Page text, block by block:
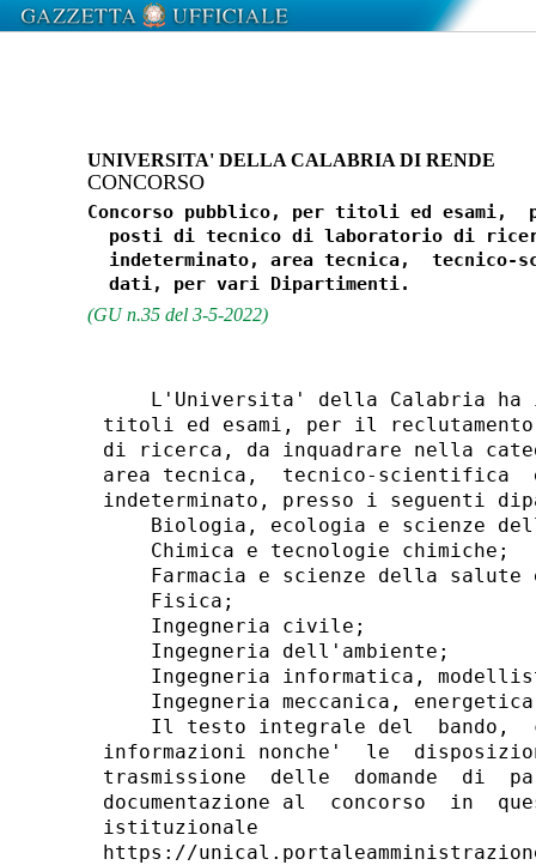
UNIVERSITA' DELLA CALABRIA DI RENDE
CONCORSO
Concorso pubblico, per titoli ed
posti di tecnico di laboratorio di
indeterminato, area tecnica,  tecnico-
(GU n.35 del 3-5-2022)
L'Universita' della Calabria ha
titoli ed esami, per il
di ricerca, da inquadrare nella
area tecnica,  tecnico-scientifica
indeterminato, presso i seguenti
Biologia, ecologia e scienze
    Chimica e tecnologie chimiche;
Farmacia e scienze della
    Fisica;
    Ingegneria civile;
    Ingegneria dell'ambiente;
Ingegneria informatica,
Ingegneria meccanica,
Il testo integrale del  bando,
informazioni nonche'  le
trasmissione  delle  domande  di
documentazione al  concorso  in
istituzionale
https://